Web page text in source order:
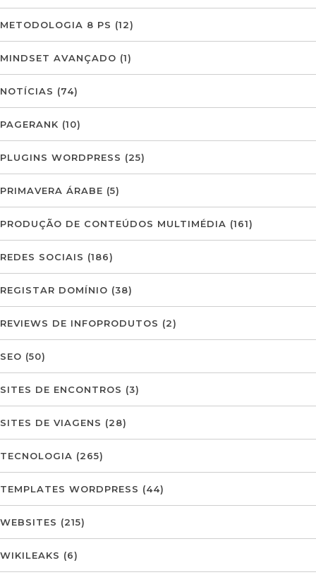
METODOLOGIA 8 PS (12)
MINDSET AVANÇADO (1)
NOTÍCIAS (74)
PAGERANK (10)
PLUGINS WORDPRESS (25)
PRIMAVERA ÁRABE (5)
PRODUÇÃO DE CONTEÚDOS MULTIMÉDIA (161)
REDES SOCIAIS (186)
REGISTAR DOMÍNIO (38)
REVIEWS DE INFOPRODUTOS (2)
SEO (50)
SITES DE ENCONTROS (3)
SITES DE VIAGENS (28)
TECNOLOGIA (265)
TEMPLATES WORDPRESS (44)
WEBSITES (215)
WIKILEAKS (6)